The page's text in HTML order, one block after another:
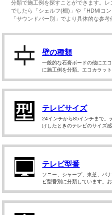
分類で施工例を探すことができます。
でしたら「シェルフ(棚)」や「HDMIコ
「サウンドバー別」でより具体的な参
壁の種類
一般的な石膏ボードの他にエ
に施工例を分類。エコカラッ
テレビサイズ
24インチから85インチまで。
けしたときのテレビのサイズ
テレビ型番
ソニー、シャープ、東芝、パ
ビ型番別に分類しています。